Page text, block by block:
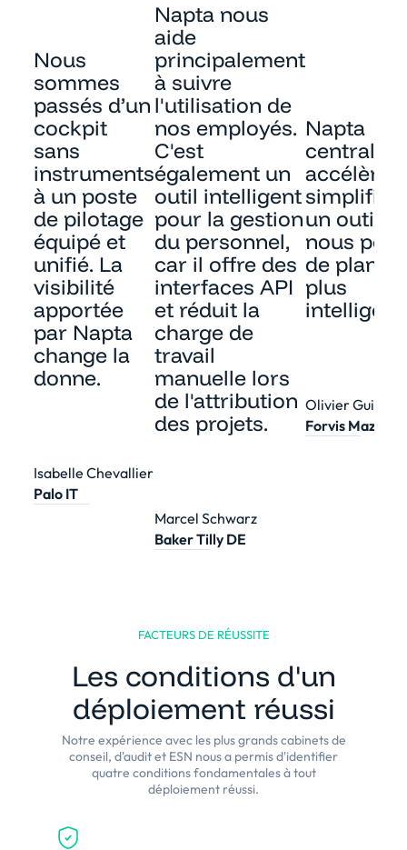
Nous
sommes
passés d’un
cockpit
sans
instruments
à un poste
de pilotage
équipé et
unifié. La
visibilité
apportée
par Napta
change la
donne.
Isabelle Chevallier
Palo IT
Napta nous
aide
principalement
à suivre
l'utilisation de
nos employés.
C'est
également un
outil intelligent
pour la gestion
du personnel,
car il offre des
interfaces API
et réduit la
charge de
travail
manuelle lors
de l'attribution
des projets.
Marcel Schwarz
Baker Tilly DE
Napta
centralise,
accélère
simplifie.
un outil
nous
de
plus
Olivier Guilbert
Forvis Mazars
FACTEURS DE RÉUSSITE
Les conditions d'un
déploiement réussi
Notre expérience avec les plus grands cabinets de
conseil, d'audit et ESN nous a permis d'identifier
quatre conditions fondamentales à tout
déploiement réussi.